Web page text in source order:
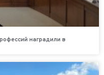
наградили в